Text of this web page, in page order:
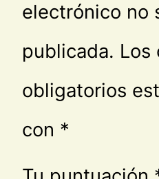
electrónico no
publicada. Los
obligatorios
con *